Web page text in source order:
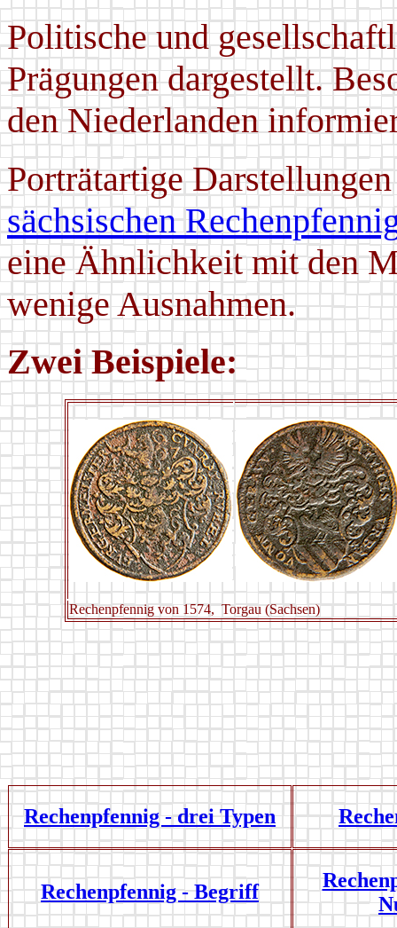
Politische und
Prägungen dargestellt.
den Niederlanden
Porträtartige
sächsischen
eine Ähnlichkeit mit den
wenige Ausnahmen.
Zwei Beispiele:
Rechenpfennig von 1574, Torgau (Sachsen)
Rechenpfennig - drei Typen
Rechenpfennig - Begriff